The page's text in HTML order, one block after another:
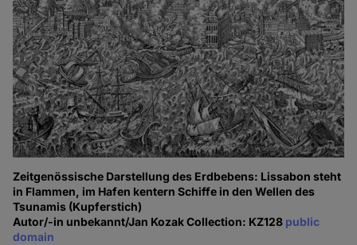
Zeitgenössische Darstellung des Erdbebens: Lissabon steht
in Flammen, im Hafen kentern Schiffe in den Wellen des
Tsunamis (Kupferstich)
Autor/-in unbekannt/Jan Kozak Collection: KZ128 public
domain